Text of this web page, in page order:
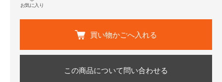
お気に入り
買い物かごへ入れる
この商品について問い合わせる